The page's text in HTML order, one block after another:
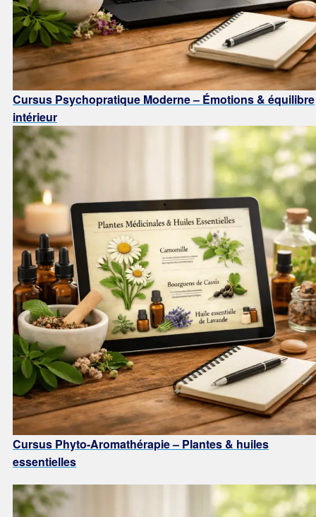
Cursus Psychopratique Moderne – Émotions & équilibre
intérieur
Cursus Phyto-Aromathérapie – Plantes & huiles
essentielles